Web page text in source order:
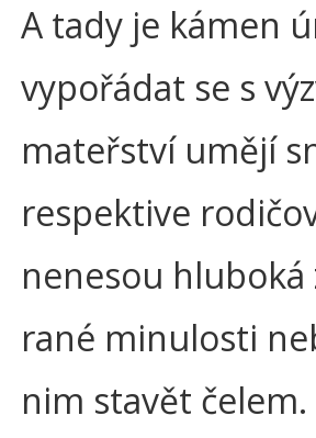
A tady je kámen
vypořádat se s
mateřství umějí
respektive
nenesou
rané minulosti
nim stavět